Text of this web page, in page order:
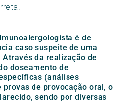
é de
caso suspeite de uma
da realização de
doseamento de
(análises
provas de provocação oral, o
sendo por diversas